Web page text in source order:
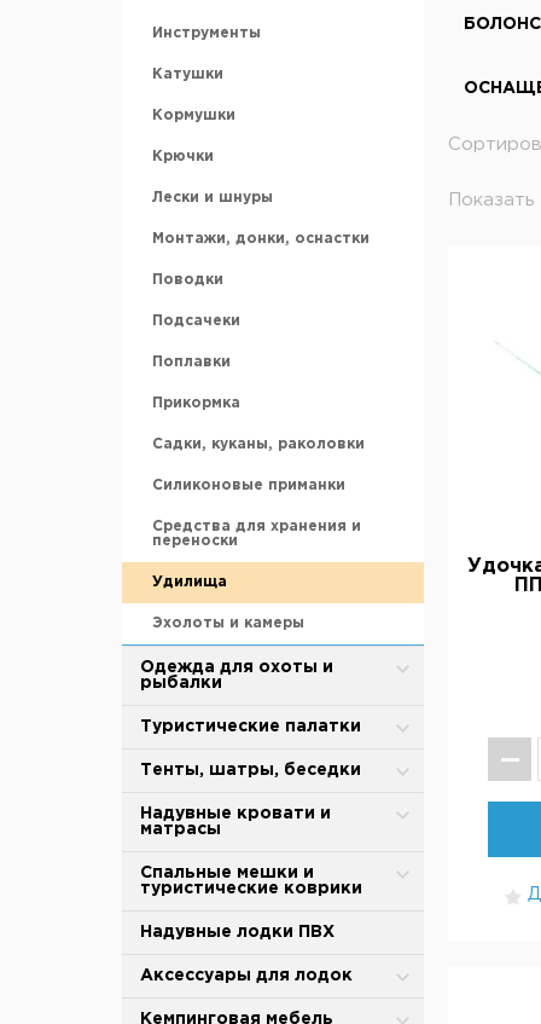
рыбалки
Инструменты
Катушки
Кормушки
Крючки
Лески и шнуры
Монтажи, донки, оснастки
Поводки
Подсачеки
Поплавки
Прикормка
Садки, куканы, раколовки
Силиконовые приманки
Средства для хранения и
переноски
Удилища
Эхолоты и камеры
Одежда для охоты и
рыбалки
Зимняя одежда
Защита от дождя и ветра
Термобелье
Термоноски, стельки
Туристические палатки
Alpika
BTrace
Totem
Tramp
Аксессуары для палаток и
Тенты, шатры, беседки
Туристические тенты-шатры
Палатки для душа-туалета
Торговые палатки
Палатки для кухни
Тенты
Надувные кровати и
матрасы
Надувные матрасы
Спальные мешки и
туристические коврики
Спальные мешки
Cамонадувающийся коврик
Коврики туристические
Надувные лодки ПВХ
Аксессуары для лодок
Весла и лопасти
Кемпинговая мебель
Показать